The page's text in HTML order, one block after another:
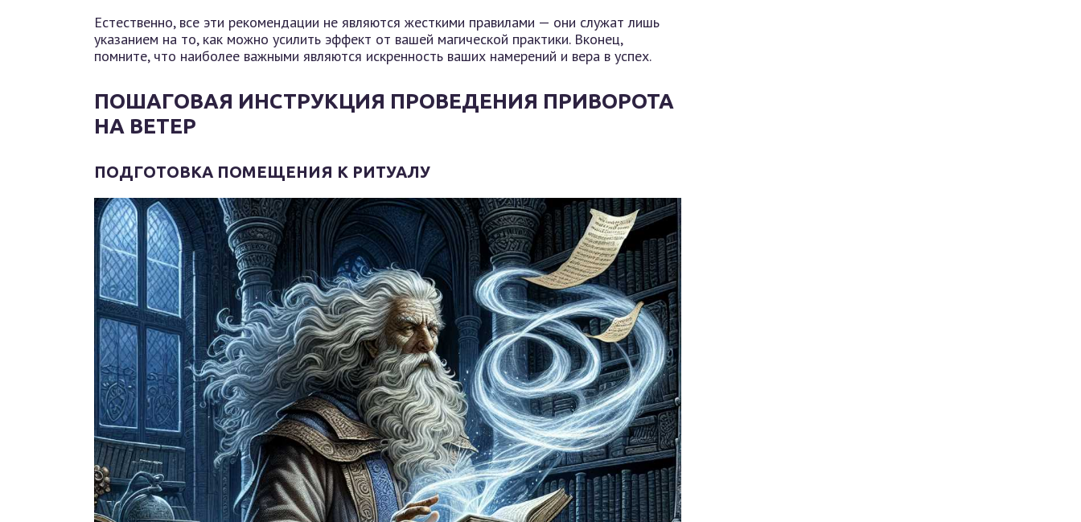
Естественно, все эти рекомендации не являются жесткими правилами — они служат лишь
указанием на то, как можно усилить эффект от вашей магической практики. Вконец,
помните, что наиболее важными являются искренность ваших намерений и вера в успех.
ПОШАГОВАЯ ИНСТРУКЦИЯ ПРОВЕДЕНИЯ ПРИВОРОТА
НА ВЕТЕР
ПОДГОТОВКА ПОМЕЩЕНИЯ К РИТУАЛУ